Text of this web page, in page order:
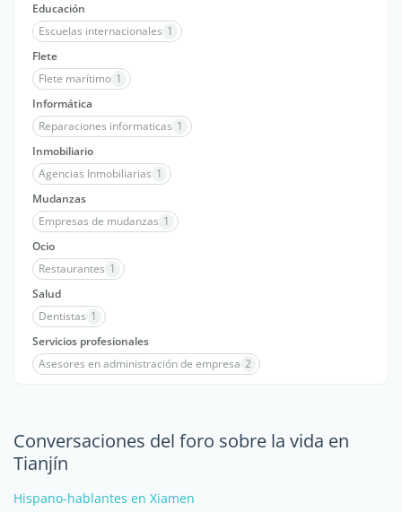
Educación
Escuelas internacionales 1
Flete
Flete marítimo 1
Informática
Reparaciones informaticas 1
Inmobiliario
Agencias Inmobiliarias 1
Mudanzas
Empresas de mudanzas 1
Ocio
Restaurantes 1
Salud
Dentistas 1
Servicios profesionales
Asesores en administración de empresa 2
Conversaciones del foro sobre la vida en
Tianjín
Hispano-hablantes en Xiamen